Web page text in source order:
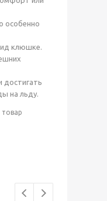
особенно
клюшке.
достигать
на льду.